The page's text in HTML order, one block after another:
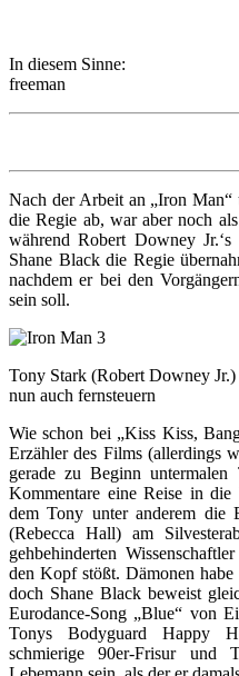
In diesem Sinne:
freeman
Nach der Arbeit an „Iron
die Regie ab, war aber noch
während Robert Downey Jr.‘s
Shane Black die Regie
nachdem er bei den
sein soll.
Tony Stark (Robert Downey
nun auch fernsteuern
Wie schon bei „Kiss Kiss,
Erzähler des Films (allerdings
gerade zu Beginn
Kommentare eine Reise in die
dem Tony unter anderem die
(Rebecca Hall) am
gehbehinderten
den Kopf stößt. Dämonen
doch Shane Black beweist
Eurodance-Song „Blue“ von
Tonys Bodyguard Happy
schmierige 90er-Frisur und